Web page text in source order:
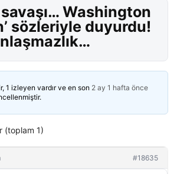
Washington
sözleriyle duyurdu!
1 izleyen vardır ve en son 2 ay 1 hafta önce
(toplam 1)
#18635